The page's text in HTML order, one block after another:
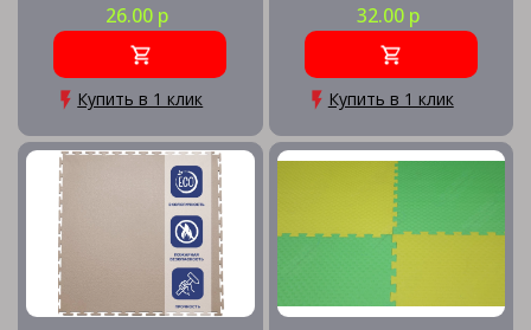
26.00 р
Купить в 1 клик
32.00 р
Купить в 1 клик